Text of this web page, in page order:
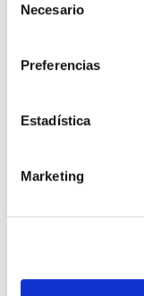
Necesario
Preferencias
Estadística
Marketing